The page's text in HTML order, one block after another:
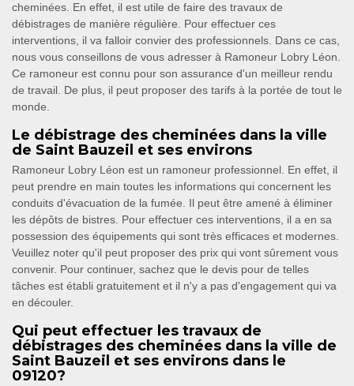
cheminées. En effet, il est utile de faire des travaux de
débistrages de manière régulière. Pour effectuer ces
interventions, il va falloir convier des professionnels. Dans ce cas,
nous vous conseillons de vous adresser à Ramoneur Lobry Léon.
Ce ramoneur est connu pour son assurance d'un meilleur rendu
de travail. De plus, il peut proposer des tarifs à la portée de tout le
monde.
Le débistrage des cheminées dans la ville
de Saint Bauzeil et ses environs
Ramoneur Lobry Léon est un ramoneur professionnel. En effet, il
peut prendre en main toutes les informations qui concernent les
conduits d'évacuation de la fumée. Il peut être amené à éliminer
les dépôts de bistres. Pour effectuer ces interventions, il a en sa
possession des équipements qui sont très efficaces et modernes.
Veuillez noter qu'il peut proposer des prix qui vont sûrement vous
convenir. Pour continuer, sachez que le devis pour de telles
tâches est établi gratuitement et il n'y a pas d'engagement qui va
en découler.
Qui peut effectuer les travaux de
débistrages des cheminées dans la ville de
Saint Bauzeil et ses environs dans le
09120?